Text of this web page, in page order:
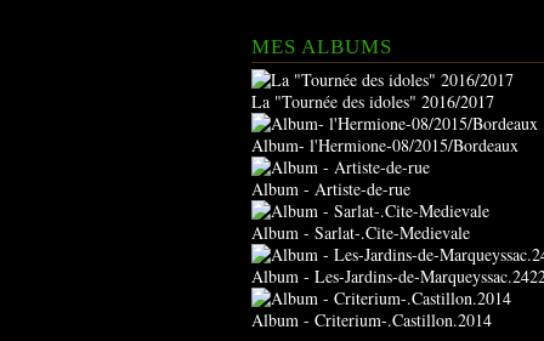
MES ALBUMS
La "Tournée des idoles" 2016/2017
Album- l'Hermione-08/2015/Bordeaux
Album - Artiste-de-rue
Album - Sarlat-.Cite-Medievale
Album - Les-Jardins-de-
Album - Criterium-.Castillon.2014